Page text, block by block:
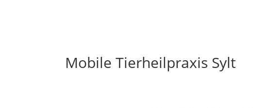
Mobile Tierheilpraxis Sylt